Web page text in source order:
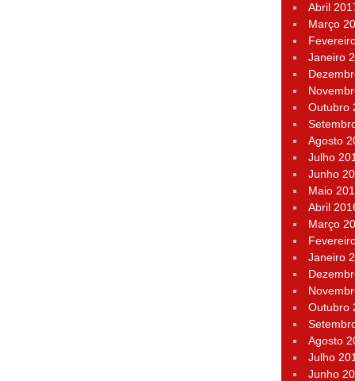
Abril
Março
Janeiro
Outubro
Agosto
Julho
Junho
Maio
Abril
Março
Janeiro
Outubro
Agosto
Julho
Junho